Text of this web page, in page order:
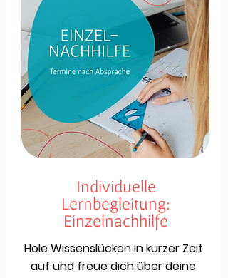
Individuelle
Lernbegleitung:
Einzelnachhilfe
Hole Wissenslücken in kurzer Zeit
auf und freue dich über deine